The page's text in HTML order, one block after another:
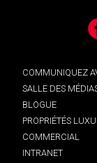
COMMUNIQUEZ
SALLE DES
BLOGUE
PROPRIÉTÉS
COMMERCIAL
INTRANET